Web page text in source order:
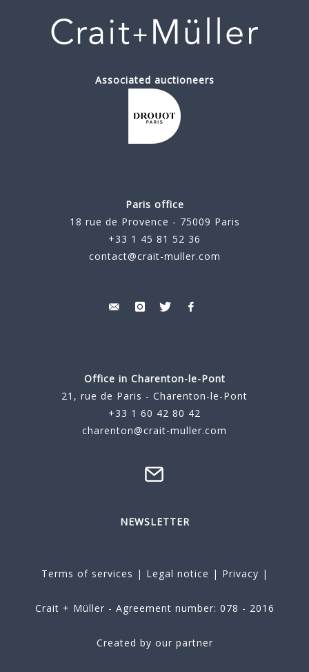
Associated auctioneers
Paris office
18 rue de Provence - 75009 Paris
+33 1 45 81 52 36
contact@crait-muller.com
Office in Charenton-le-Pont
21, rue de Paris - Charenton-le-Pont
+33 1 60 42 80 42
charenton@crait-muller.com
NEWSLETTER
Terms of services | Legal notice | Privacy |
Crait + Müller - Agreement number: 078 - 2016
Created by our partner